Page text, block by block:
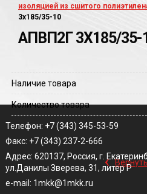
изоляцией из сшитого
3х185/35-10
АПВП2Г 3Х185/35-
Наличие товара
Количество товара
‹
Телефон: +7 (343) 345-53-59
Факс: +7 (343) 237-2-666
Адрес: 620137, Россия, г.
ул.Данилы Зверева, 31, литер Р
e-mail: 1mkk@1mkk.ru